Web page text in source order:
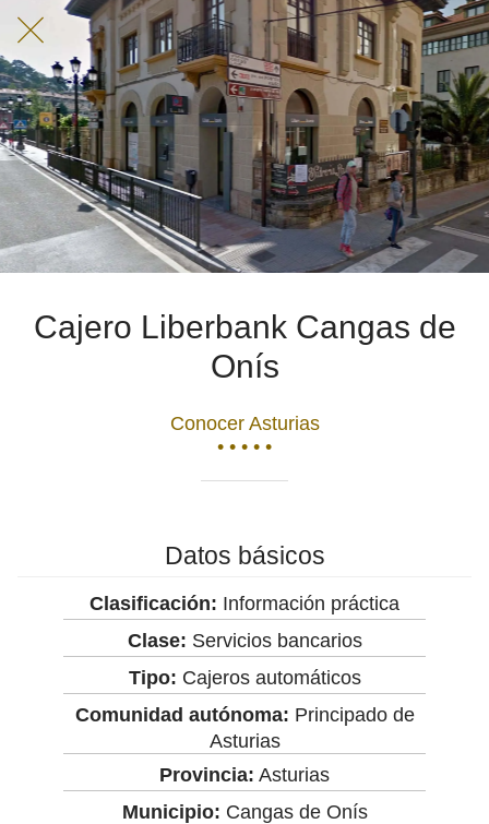
Cajero Liberbank Cangas de
Onís
Conocer Asturias
• • • • •
Datos básicos
Clasificación: Información práctica
Clase: Servicios bancarios
Tipo: Cajeros automáticos
Comunidad autónoma: Principado de
Asturias
Provincia: Asturias
Municipio: Cangas de Onís